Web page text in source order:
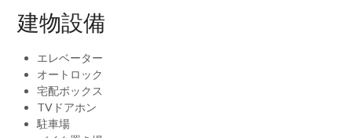
建物設備
エレベーター
オートロック
宅配ボックス
TVドアホン
駐車場